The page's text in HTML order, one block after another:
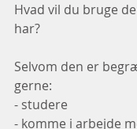
Hvad vil du bruge
har?
Selvom den er
gerne:
- studere
- komme i arbejde